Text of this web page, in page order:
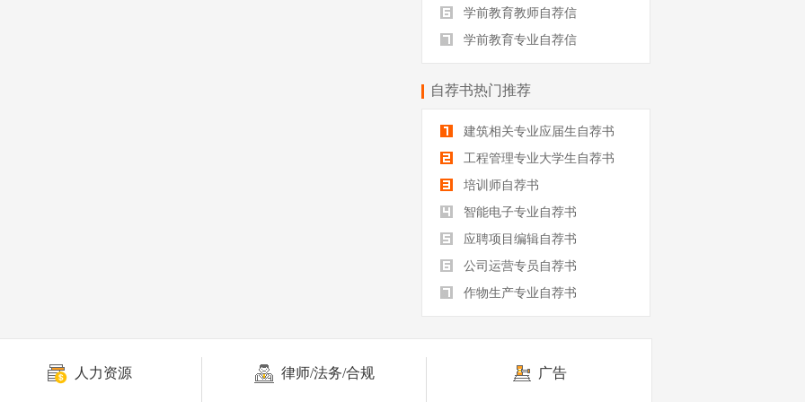
学前教育教师自荐信
学前教育专业自荐信
自荐书热门推荐
建筑相关专业应届生自荐书
工程管理专业大学生自荐书
培训师自荐书
智能电子专业自荐书
应聘项目编辑自荐书
公司运营专员自荐书
作物生产专业自荐书
人力资源 律师/法务/合规 广告